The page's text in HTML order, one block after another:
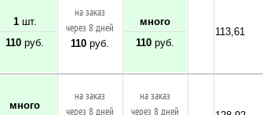
1шт.
110 руб.
на заказ
через 8 дней
110 руб.
много
110 руб.
113,61
много
на заказ
через 8 дней
на заказ
через 8 дней